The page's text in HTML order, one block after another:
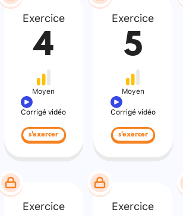
Exercice
4
Moyen
Corrigé vidéo
s'exercer
Exercice
5
Moyen
Corrigé vidéo
s'exercer
Exercice Exercice